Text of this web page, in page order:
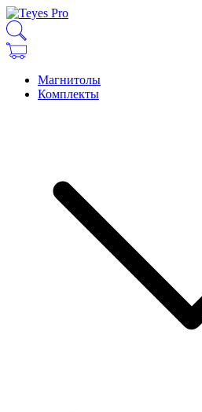
Магнитолы
Комплекты